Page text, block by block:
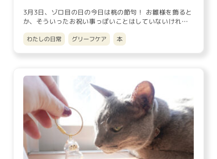
3月3日、ゾロ目の日の今日は桃の節句！ お雛様を飾ると
か、そういったお祝い事っぽいことはしていないけれ
ど、なんとなくウキ…
わたしの日常 グリーフケア 本